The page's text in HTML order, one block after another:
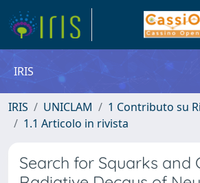
IRIS
IRIS UNICLAM
1 Contributo su
1.1 Articolo in rivista
Search for Squarks and